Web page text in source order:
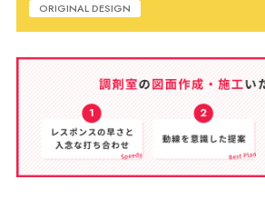
ORIGINAL DESIGN